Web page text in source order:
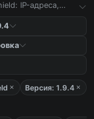
IP-адреса,
Версия: 1.9.4